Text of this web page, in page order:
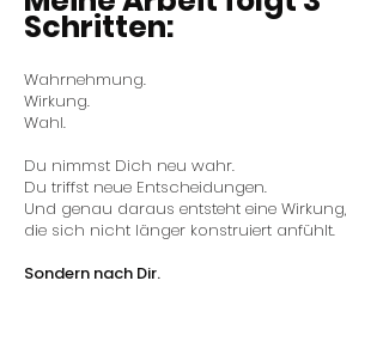
Schritten:
Wahrnehmung.
Wirkung.
Wahl.
Du nimmst Dich neu wahr.
Du triffst neue Entscheidungen.
Und genau daraus entsteht eine Wirkung,
die sich nicht länger konstruiert anfühlt.
Sondern nach Dir.